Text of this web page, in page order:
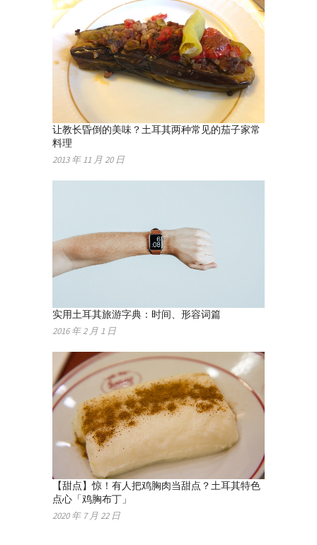
让教长昏倒的美味？土耳其两种常见的茄子家常
料理
2013 年 11 月 20 日
实用土耳其旅游字典：时间、形容词篇
2016 年 2 月 1 日
【甜点】惊！有人把鸡胸肉当甜点？土耳其特色
点心「鸡胸布丁」
2020 年 7 月 22 日